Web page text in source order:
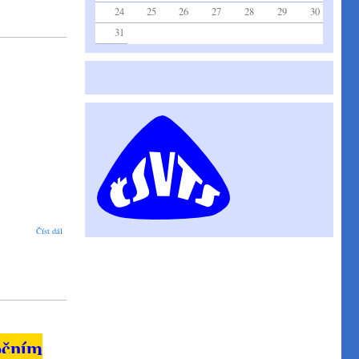
Číst dál
24 25 26 27 28 29
30
31